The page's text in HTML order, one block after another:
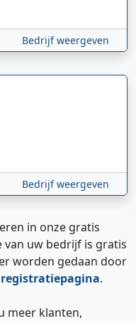
Bedrijf weergeven
Bedrijf weergeven
in onze gratis
van uw bedrijf is gratis
worden gedaan door
registratiepagina.
meer klanten,